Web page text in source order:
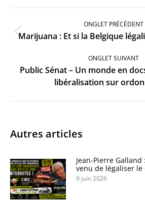
Navigation
commentaire
ONGLET PRÉCÉDENT
Onglet
Marijuana : Et si la Belgique
ONGLET SUIVANT
Onglet
suivant
Public Sénat – Un monde en
libéralisation sur
Autres articles
Jean-Pierre
venu de légaliser le
9 juin 2026